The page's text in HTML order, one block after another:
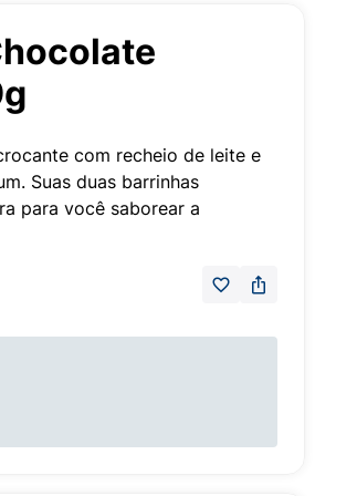
com recheio de leite e
Suas duas barrinhas
para você saborear a